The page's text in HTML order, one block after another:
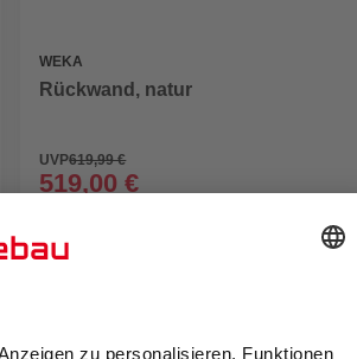
WEKA
Rückwand, natur
UVP619,99 €
519,00 €
lieferbar